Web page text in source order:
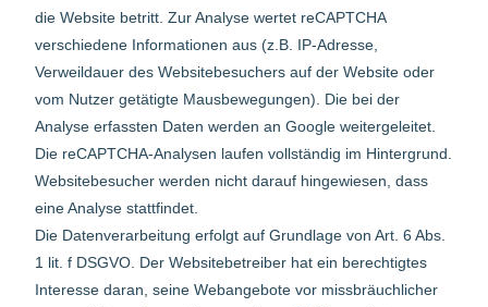
die Website betritt. Zur Analyse wertet reCAPTCHA
verschiedene Informationen aus (z.B. IP-Adresse,
Verweildauer des Websitebesuchers auf der Website oder
vom Nutzer getätigte Mausbewegungen). Die bei der
Analyse erfassten Daten werden an Google weitergeleitet.
Die reCAPTCHA-Analysen laufen vollständig im Hintergrund.
Websitebesucher werden nicht darauf hingewiesen, dass
eine Analyse stattfindet.
Die Datenverarbeitung erfolgt auf Grundlage von Art. 6 Abs.
1 lit. f DSGVO. Der Websitebetreiber hat ein berechtigtes
Interesse daran, seine Webangebote vor missbräuchlicher